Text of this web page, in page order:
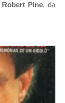
Robert Pine, da